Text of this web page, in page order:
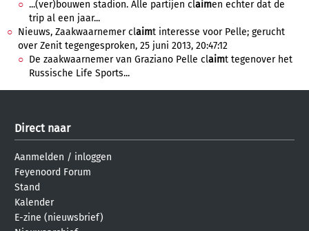
...(ver)bouwen stadion. Alle partijen claimen echter dat de
trip al een jaar...
Nieuws, Zaakwaarnemer claimt interesse voor Pelle; gerucht
over Zenit tegengesproken, 25 juni 2013, 20:47:12
De zaakwaarnemer van Graziano Pelle claimt tegenover het
Russische Life Sports...
Direct naar
Aanmelden / inloggen
Feyenoord Forum
Stand
Kalender
E-zine (nieuwsbrief)